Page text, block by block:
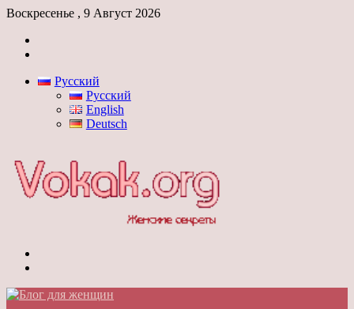
Воскресенье , 9 Август 2026
Русский
Русский
English
Deutsch